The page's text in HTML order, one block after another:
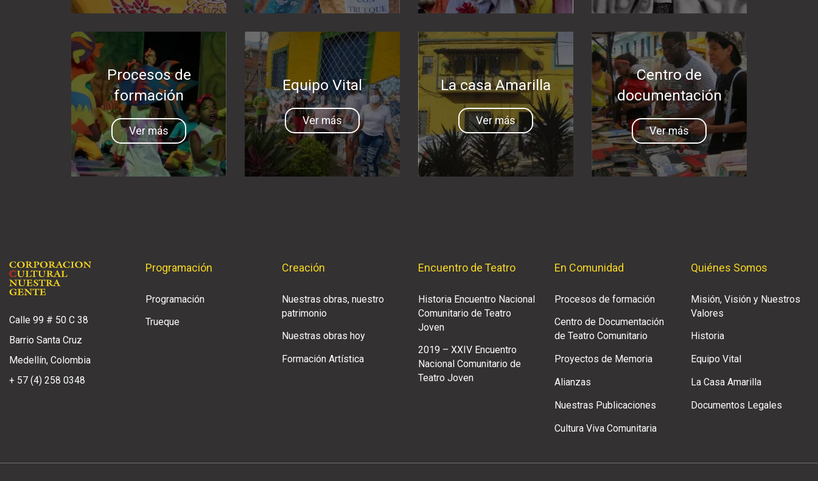
Procesos de
formación
Ver más
Equipo Vital
Ver más
La casa Amarilla
Ver más
Centro de
documentación
Ver más
Calle 99 # 50 C 38
Barrio Santa Cruz
Medellín, Colombia
+ 57 (4) 258 0348
Programación
Programación
Trueque
Creación
Nuestras obras, nuestro
patrimonio
Nuestras obras hoy
Formación Artística
Encuentro de Teatro
Historia Encuentro Nacional
Comunitario de Teatro
Joven
2019 – XXIV Encuentro
Nacional Comunitario de
Teatro Joven
En Comunidad
Procesos de formación
Centro de Documentación
de Teatro Comunitario
Proyectos de Memoria
Alianzas
Nuestras Publicaciones
Cultura Viva Comunitaria
Quiénes Somos
Misión, Visión y Nuestros
Valores
Historia
Equipo Vital
La Casa Amarilla
Documentos Legales